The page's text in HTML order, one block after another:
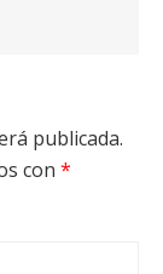
publicada.
con *